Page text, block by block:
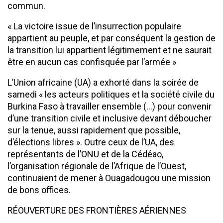
commun.
« La victoire issue de l’insurrection populaire
appartient au peuple, et par conséquent la gestion de
la transition lui appartient légitimement et ne saurait
être en aucun cas confisquée par l’armée »
L’Union africaine (UA) a exhorté dans la soirée de
samedi « les acteurs politiques et la société civile du
Burkina Faso à travailler ensemble (…) pour convenir
d’une transition civile et inclusive devant déboucher
sur la tenue, aussi rapidement que possible,
d’élections libres ». Outre ceux de l’UA, des
représentants de l’ONU et de la Cédéao,
l’organisation régionale de l’Afrique de l’Ouest,
continuaient de mener à Ouagadougou une mission
de bons offices.
RÉOUVERTURE DES FRONTIÈRES AÉRIENNES